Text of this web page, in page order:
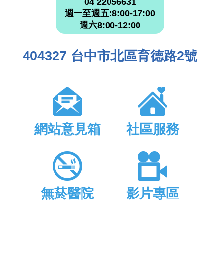
04 22056631
週一至週五:8:00-17:00
週六8:00-12:00
404327 台中市北區育德路2號
網站意見箱 社區服務
無菸醫院 影片專區